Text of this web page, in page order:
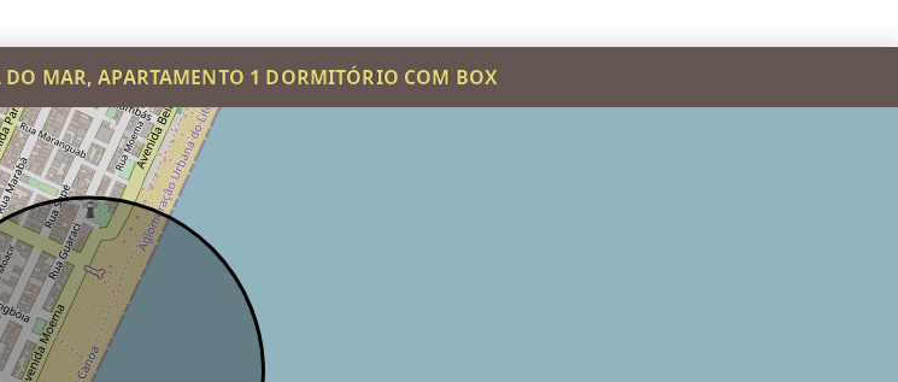
MAR, APARTAMENTO 1 DORMITÓRIO COM BOX